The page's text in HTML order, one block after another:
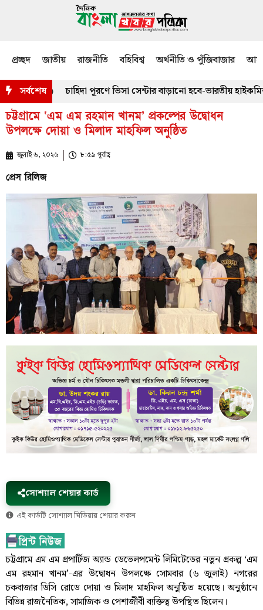
প্রচ্ছদ জাতীয় রাজনীতি বহিবিশ্ব অর্থনীতি ও পুঁজিবাজার
সর্বশেষচাহিদা পূরণে ভিসা সেন্টার বাড়ানো হবে-ভারতীয় হাইকমিশনার
চট্টগ্রামে ‘এম এম রহমান খানম’ প্রকল্পের উদ্বোধন
উপলক্ষে দোয়া ও মিলাদ মাহফিল অনুষ্ঠিত
জুলাই ৬, ২০২৬ ৮:৫৯ পূর্বাহ্ণ
প্রেস রিলিজ
সোশ্যাল শেয়ার কার্ড
এই কার্ডটি সোশ্যাল মিডিয়ায় শেয়ার করুন
চট্টগ্রামে এম এম প্রপার্টিজ অ্যান্ড ডেভেলপমেন্ট লিমিটেডের নতুন প্রকল্প ‘এম
এম রহমান খানম’-এর উদ্বোধন উপলক্ষে সোমবার (৬ জুলাই) নগরের
চকবাজার ডিসি রোডে দোয়া ও মিলাদ মাহফিল অনুষ্ঠিত হয়েছে। অনুষ্ঠানে
বিভিন্ন রাজনৈতিক, সামাজিক ও পেশাজীবী ব্যক্তিত্ব উপস্থিত ছিলেন।